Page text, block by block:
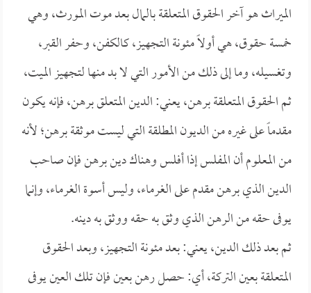
الميراث هو آخر الحقوق المتعلقة بالمال بعد موت المورث، وهي
خمسة حقوق، هي أولاً مئونة التجهيز، كالكفن، وحفر القبر،
وتغسيله، وما إلى ذلك من الأمور التي لا بد منها لتجهيز الميت،
ثم الحقوق المتعلقة برهن، يعني: الدين المتعلق برهن، فإنه يكون
مقدماً على غيره من الديون المطلقة التي ليست موثقة برهن؛ لأنه
من المعلوم أن المفلس إذا أفلس وهناك دين برهن فإن صاحب
الدين الذي برهن مقدم على الغرماء، وليس أسوة الغرماء، وإنما
يوفى حقه من الرهن الذي وثق به حقه ووثق به دينه.
ثم بعد ذلك الدين، يعني: بعد مئونة التجهيز، وبعد الحقوق
المتعلقة بعين التركة، أي: حصل رهن بعين فإن تلك العين يوفى